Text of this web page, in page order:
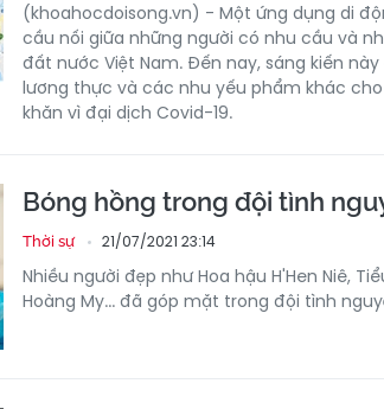
(khoahocdoisong.vn) - Một ứng dụng di
cầu nối giữa những người có nhu cầu và
đất nước Việt Nam. Đến nay, sáng kiến
lương thực và các nhu yếu phẩm khác
khăn vì đại dịch Covid-19.
Bóng hồng trong đội tình
Thời sự 21/07/2021 23:14
Nhiều người đẹp như Hoa hậu H'Hen Niê,
Hoàng My... đã góp mặt trong đội tình